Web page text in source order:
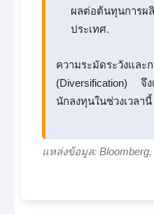
ผลต่อต้นทุนการผ
ประเทศ.
ความระมัดระวังและ
(Diversification) จึ
นักลงทุนในช่วงเวลานี้
แหล่งข้อมูล: Bloomberg,